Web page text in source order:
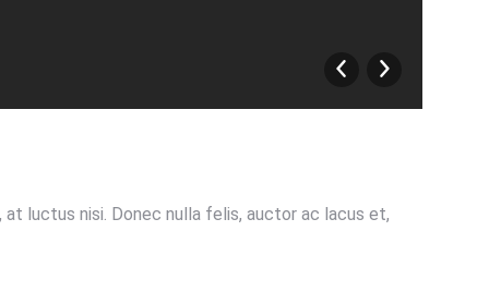
luctus nisi. Donec nulla felis, auctor ac lacus et,